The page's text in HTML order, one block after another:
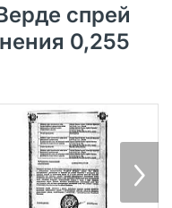
спрей
0,255